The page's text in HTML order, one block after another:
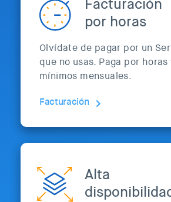
Facturación
por horas
Olvídate de pagar por un
que no usas. Paga por horas
mínimos mensuales.
Facturación
Alta